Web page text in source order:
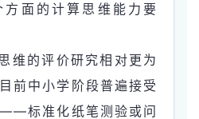
面的计算思维能力要
维的评价研究相对更为
前中小学阶段普遍接受
标准化纸笔测验或问